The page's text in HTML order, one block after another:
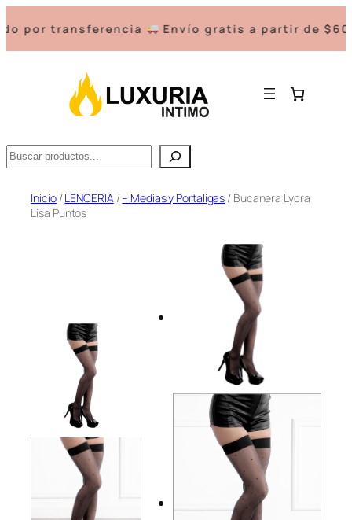
por transferencia Envío gratis a partir de
Buscar
SaltarInicio/LENCERIA/– Medias y Portaligas / Bucanera Lycra
Lisa Puntos